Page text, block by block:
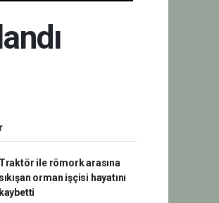
Traktör ile römork arasına
sıkışan orman işçisi hayatını
kaybetti